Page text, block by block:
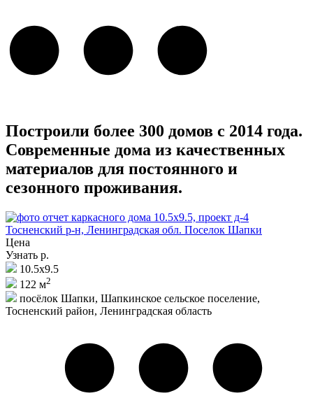
Построили более 300 домов с 2014 года.
Современные дома из качественных
материалов для постоянного и
сезонного проживания.
Цена
Узнать р.
10.5х9.5
122 м2
посёлок Шапки, Шапкинское сельское поселение,
Тосненский район, Ленинградская область